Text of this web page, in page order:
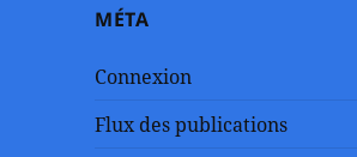
MÉTA
Connexion
Flux des publications